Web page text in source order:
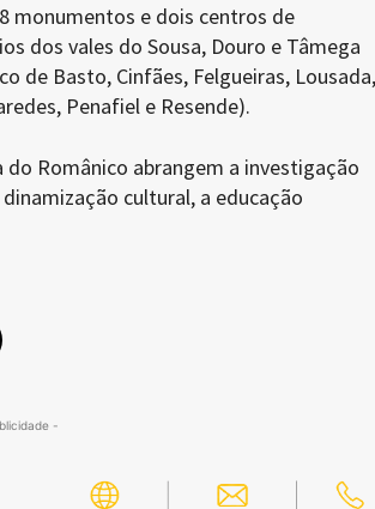
monumentos e dois centros de
dos vales do Sousa, Douro e Tâmega
de Basto, Cinfães, Felgueiras, Lousada,
Penafiel e Resende).
Românico abrangem a investigação
cultural, a educação
-